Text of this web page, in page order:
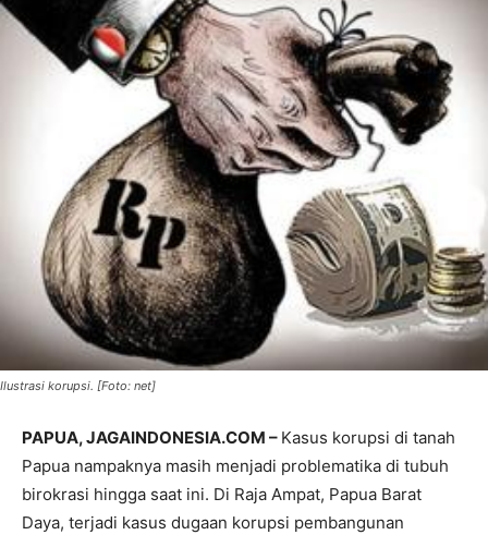
Ilustrasi korupsi. [Foto: net]
PAPUA, JAGAINDONESIA.COM – Kasus korupsi di tanah
Papua nampaknya masih menjadi problematika di tubuh
birokrasi hingga saat ini. Di Raja Ampat, Papua Barat
Daya, terjadi kasus dugaan korupsi pembangunan